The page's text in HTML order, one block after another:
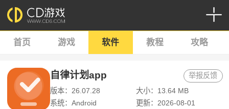
首页 游戏 软件 教程 攻略
自律计划app
版本：26.07.28
大小：13.64 MB
系统：Android
更新：2026-08-01
举报反馈